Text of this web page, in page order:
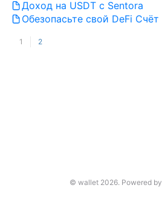
Доход на USDT с Sentora
Обезопасьте свой DeFi Счёт
1 2
© wallet 2026. Powered by